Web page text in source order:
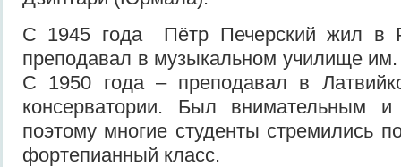
С 1945 года Пётр Печерский жил в
преподавал в музыкальном училище
С 1950 года – преподавал в
консерватории. Был внимательным и
поэтому многие студенты стремились
фортепианный класс.